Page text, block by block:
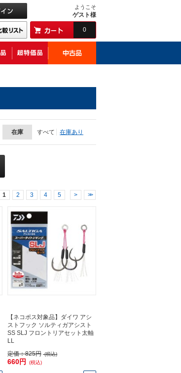
ようこそ
ゲスト様
0
在庫 すべて 在庫あり
1 2 3 4 5 > >>
【ネコポス対象品】ダイワ アシ
ストフック ソルティガアシスト
SS SLJ フロントリアセット太軸
LL
定価：825円 (税込)
660円 (税込)